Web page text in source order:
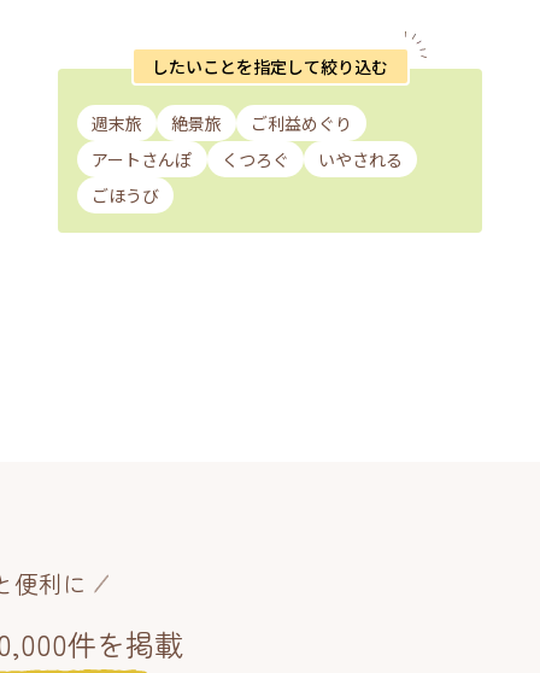
したいことを指定して絞り込む
週末旅 絶景旅
ご利益めぐり
アートさんぽ
くつろぐ
いやされる
ごほうび
便利に
件を掲載